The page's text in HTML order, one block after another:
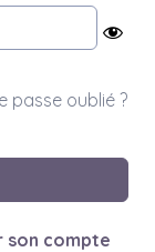
passe oublié ?
son compte